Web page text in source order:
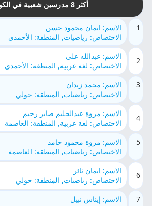
أكثر 8 مدرسين شعبية في الكويت
1
الاسم: ايمان محمود حسن
الاختصاص: رياضيات, المنطقة: الأحمدي
2
الاسم: عبدالله علي
الاختصاص: لغة عربية, المنطقة: الأحمدي
3
الاسم: محمد زيدان
الاختصاص: رياضيات, المنطقة: حولي
4
الاسم: مروة عبدالحليم صابر رحيم
الاختصاص: لغة عربية, المنطقة: العاصمة
5
الاسم: مروة محمود حامد
الاختصاص: رياضيات, المنطقة: العاصمة
6
الاسم: ايمان ثائر
الاختصاص: رياضيات, المنطقة: حولي
7
الاسم: إيناس نبيل